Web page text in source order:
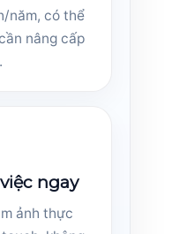
năm, có thể
nâng cấp
ngay
ảnh thực